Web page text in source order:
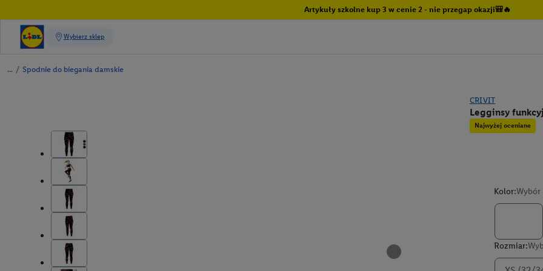
Artykuły szkolne kup 3 w cenie 2 - nie przegap okazji🎒🔥
/ Spodnie do biegania damskie
CRIVIT
Legginsy
Najwyżej oceniane
Kolor:
Rozmiar: